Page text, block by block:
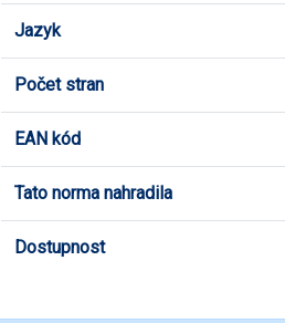
Jazyk
Počet stran
EAN kód
Tato norma nahradila
Dostupnost